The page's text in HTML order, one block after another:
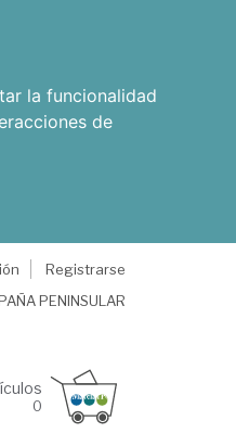
la funcionalidad
de
Registrarse
PENINSULAR
0